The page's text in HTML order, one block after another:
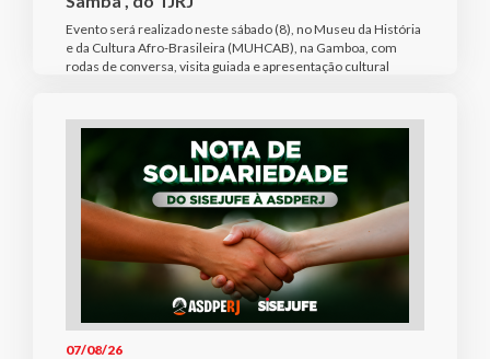
Evento será realizado neste sábado (8), no Museu da História
e da Cultura Afro-Brasileira (MUHCAB), na Gamboa, com
rodas de conversa, visita guiada e apresentação cultural
07/08/26